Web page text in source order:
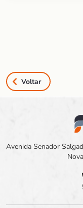
Voltar
Avenida Senador